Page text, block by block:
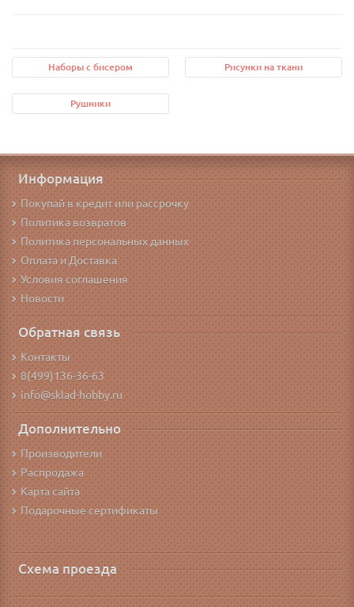
Наборы с бисером Рисунки на ткани
Рушники
Информация
Покупай в кредит или рассрочку
Политика возвратов
Политика персональных данных
Оплата и Доставка
Условия соглашения
Новости
Обратная связь
Контакты
8(499)136-36-63
info@sklad-hobby.ru
Дополнительно
Производители
Распродажа
Карта сайта
Подарочные сертификаты
Схема проезда